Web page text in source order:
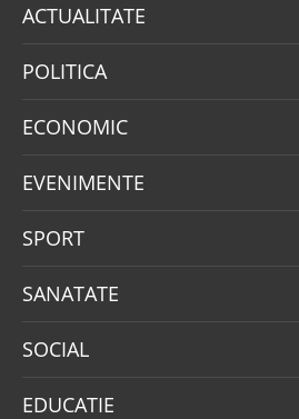
ACTUALITATE
POLITICA
ECONOMIC
EVENIMENTE
SPORT
SANATATE
SOCIAL
EDUCATIE